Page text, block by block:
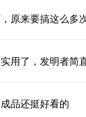
原来要搞这么多
用了，发明者简
品还挺好看的